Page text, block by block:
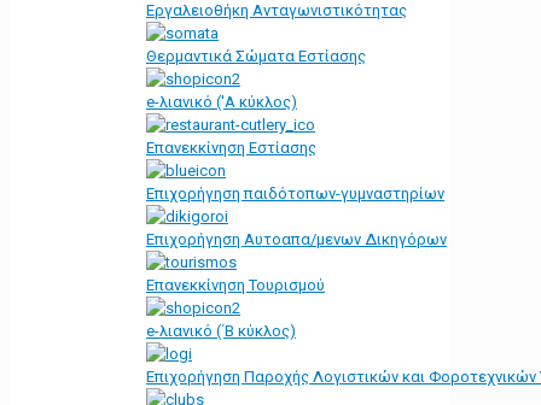
Εργαλειοθήκη Ανταγωνιστικότητας
Θερμαντικά Σώματα Εστίασης
e-λιανικό ('Α κύκλος)
Επανεκκίνηση Εστίασης
Επιχορήγηση παιδότοπων-γυμναστηρίων
Επιχορήγηση Αυτοαπα/μενων Δικηγόρων
Επανεκκίνηση Τουρισμού
e-λιανικό (΄Β κύκλος)
Επιχορήγηση Παροχής Λογιστικών και